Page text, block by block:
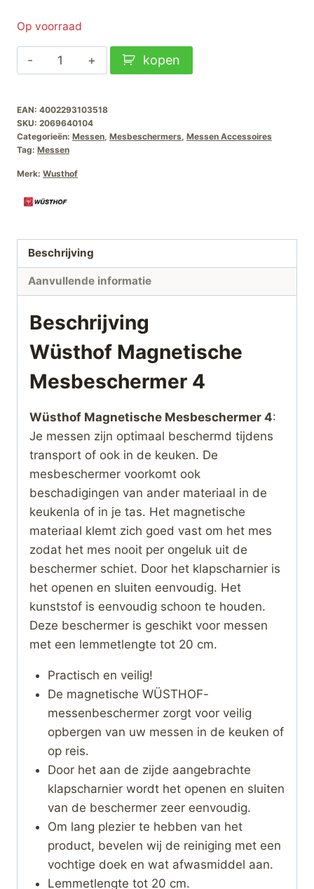
Op voorraad
Wüsthof
Magnetische
4
aantal
kopen
EAN: 4002293103518
SKU: 2069640104
Categorieën: Messen, Mesbeschermers, Messen Accessoires
Tag: Messen
Merk: Wusthof
Beschrijving
Aanvullende informatie
Beschrijving
Wüsthof Magnetische
Mesbeschermer 4
Wüsthof Magnetische Mesbeschermer 4:
Je messen zijn optimaal beschermd tijdens
transport of ook in de keuken. De
mesbeschermer voorkomt ook
beschadigingen van ander materiaal in de
keukenla of in je tas. Het magnetische
materiaal klemt zich goed vast om het mes
zodat het mes nooit per ongeluk uit de
beschermer schiet. Door het klapscharnier is
het openen en sluiten eenvoudig. Het
kunststof is eenvoudig schoon te houden.
Deze beschermer is geschikt voor messen
met een lemmetlengte tot 20 cm.
Practisch en veilig!
De magnetische WÜSTHOF-
messenbeschermer zorgt voor veilig
opbergen van uw messen in de keuken of
op reis.
Door het aan de zijde aangebrachte
klapscharnier wordt het openen en sluiten
van de beschermer zeer eenvoudig.
Om lang plezier te hebben van het
product, bevelen wij de reiniging met een
vochtige doek en wat afwasmiddel aan.
Lemmetlengte tot 20 cm.